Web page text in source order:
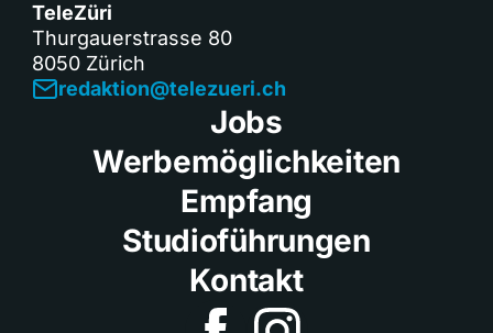
TeleZüri
Thurgauerstrasse 80
8050 Zürich
redaktion@telezueri.ch
Jobs
Werbemöglichkeiten
Empfang
Studioführungen
Kontakt